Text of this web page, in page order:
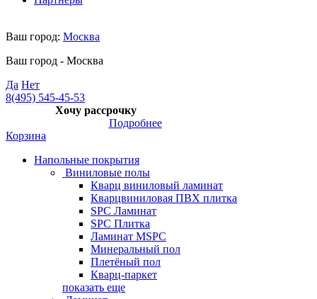
Ваш город: Москва
Ваш город - Москва
Да Нет
8(495) 545-45-53
Хочу рассрочку
Подробнее
Корзина
Напольные покрытия
Виниловые полы
Кварц виниловый ламинат
Кварцвиниловая ПВХ плитка
SPC Ламинат
SPC Плитка
Ламинат MSPC
Минеральный пол
Плетёный пол
Кварц-паркет
показать еще